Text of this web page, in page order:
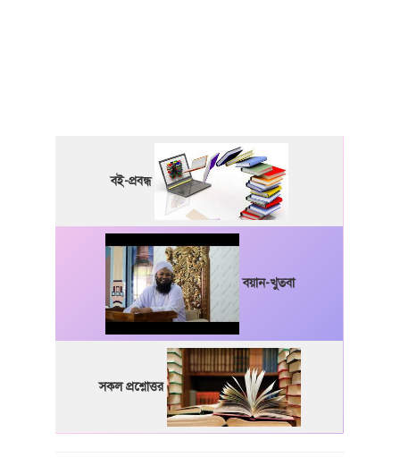
বই-প্রবন্ধ
বয়ান-খুতবা
সকল প্রশ্নোত্তর